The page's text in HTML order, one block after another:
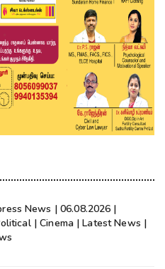
News | 06.08.2026 |
| Cinema | Latest News |